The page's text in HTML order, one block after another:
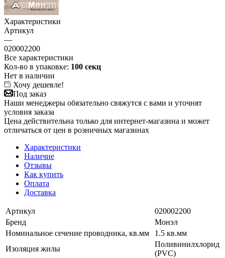
Характеристики
Артикул
—
020002200
Все характеристики
Кол-во в упаковке: 100 секц
Нет в наличии
Хочу дешевле!
Под заказ
Наши менеджеры обязательно свяжутся с вами и уточнят
условия заказа
Цена действительна только для интернет-магазина и может
отличаться от цен в розничных магазинах
Характеристики
Наличие
Отзывы
Как купить
Оплата
Доставка
Артикул
020002200
Бренд
Монэл
Номинальное сечение проводника, кв.мм
1.5 кв.мм
Изоляция жилы
Поливинилхлорид
(PVC)